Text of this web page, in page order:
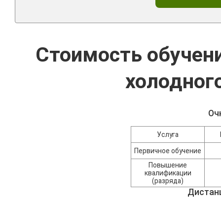
Стоимость
Услуга
Первичное обучение
Повышение
квалификации
(разряда)